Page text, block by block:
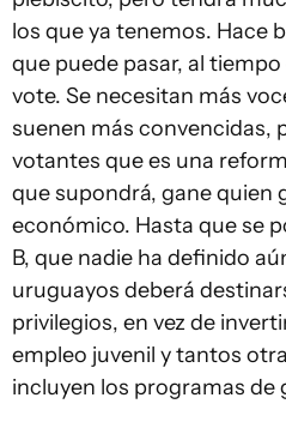
los que ya tenemos. Hace
que puede pasar, al
vote. Se necesitan más
suenen más convencidas,
votantes que es una
que supondrá, gane quien
económico. Hasta que se
B, que nadie ha definido
uruguayos deberá
privilegios, en vez de
empleo juvenil y tantos
incluyen los programas de